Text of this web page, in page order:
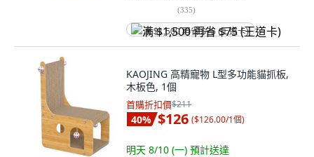
(335)
满 $1,500 再省 $75 (王道卡)
KAOJING 高精寵物 L型多功能貓抓板,
木板色, 1個
首購折扣價$211
40% $126 ($126.00/1個)
明天 8/10 (一) 預計送達